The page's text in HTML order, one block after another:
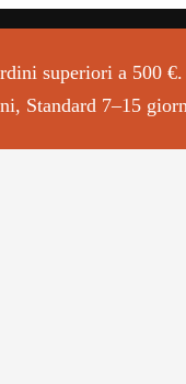
superiori a 500 €.
Standard 7–15